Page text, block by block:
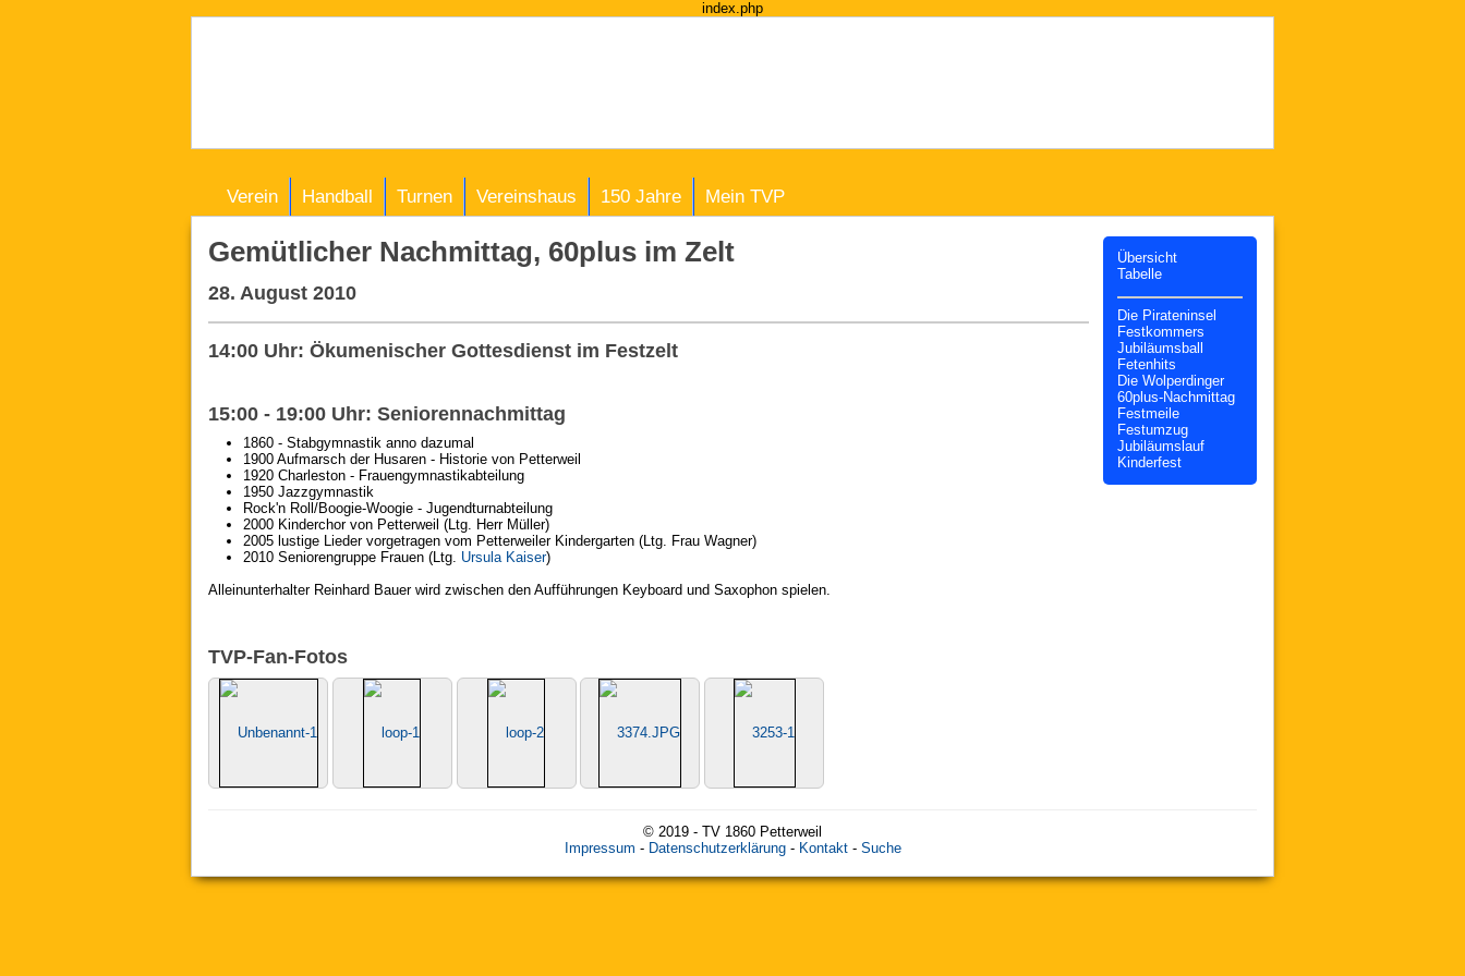
index.php
Verein Handball Turnen Vereinshaus 150 Jahre Mein TVP
Übersicht
Tabelle
Die Pirateninsel
Festkommers
Jubiläumsball
Fetenhits
Die Wolperdinger
60plus-Nachmittag
Festmeile
Festumzug
Jubiläumslauf
Kinderfest
Gemütlicher Nachmittag, 60plus im Zelt
28. August 2010
14:00 Uhr: Ökumenischer Gottesdienst im Festzelt
15:00 - 19:00 Uhr: Seniorennachmittag
1860 - Stabgymnastik anno dazumal
1900 Aufmarsch der Husaren - Historie von Petterweil
1920 Charleston - Frauengymnastikabteilung
1950 Jazzgymnastik
Rock'n Roll/Boogie-Woogie - Jugendturnabteilung
2000 Kinderchor von Petterweil (Ltg. Herr Müller)
2005 lustige Lieder vorgetragen vom Petterweiler Kindergarten (Ltg. Frau Wagner)
2010 Seniorengruppe Frauen (Ltg. Ursula Kaiser)
Alleinunterhalter Reinhard Bauer wird zwischen den Aufführungen Keyboard und Saxophon spielen.
TVP-Fan-Fotos
© 2019 - TV 1860 Petterweil
Impressum - Datenschutzerklärung- Kontakt- Suche